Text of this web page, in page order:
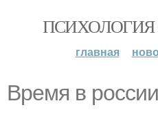
главная
Время в россии